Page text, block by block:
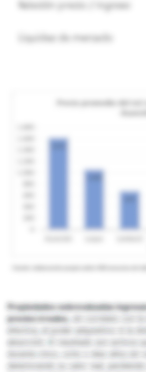
Propiedades sobrevaluadas
precios irreales,
sin correlato con la
efectiva, el poder adquisitivo ni la
absorción. El resultado son activos
durante cinco, ocho o diez años sin
deteriorando su valor real,